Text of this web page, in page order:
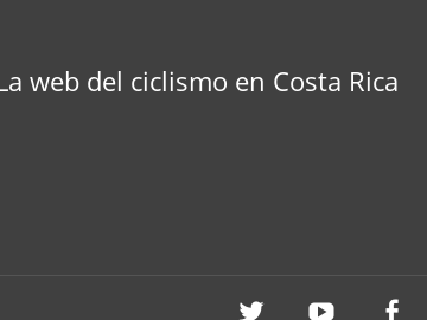
web del ciclismo en Costa Rica